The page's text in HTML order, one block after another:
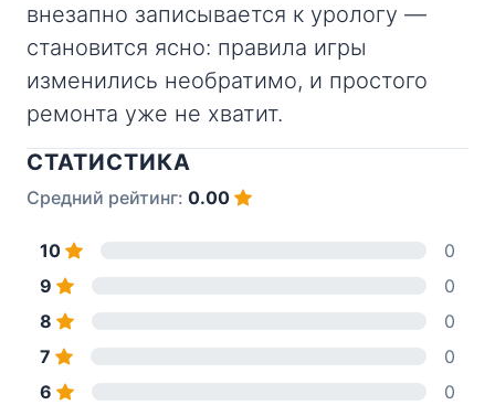
внезапно записывается к урологу —
становится ясно: правила игры
изменились необратимо, и простого
ремонта уже не хватит.
СТАТИСТИКА
Средний рейтинг: 0.00
10
0
9
0
8
0
7
0
6
0